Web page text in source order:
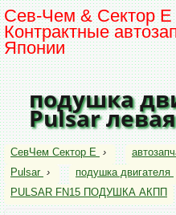
Сев-Чем & Сектор Е
Контрактные
Японии
подушка
Pulsar левая
СевЧем Сектор Е ›
Pulsar › подушка двигателя
PULSAR FN15 ПОДУШКА АКПП